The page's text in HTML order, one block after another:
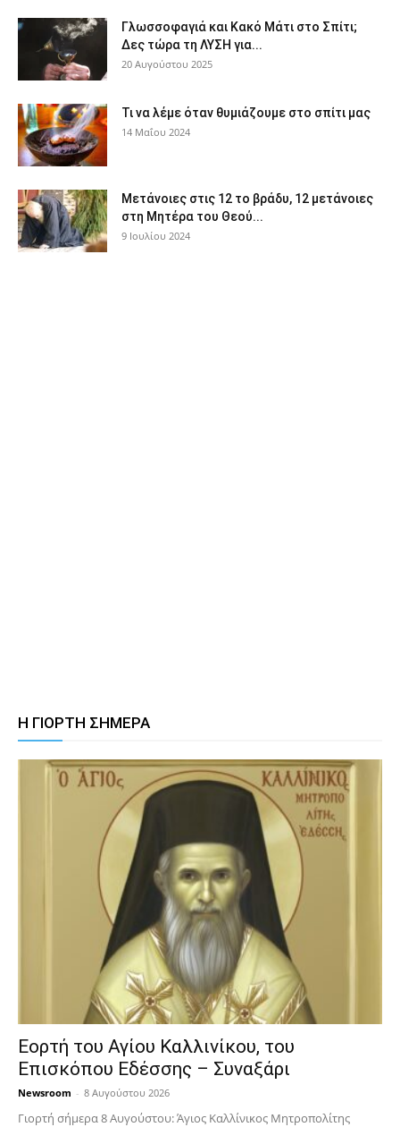
Γλωσσοφαγιά και Κακό Μάτι στο Σπίτι;
Δες τώρα τη ΛΥΣΗ για...
20 Αυγούστου 2025
Τι να λέμε όταν θυμιάζουμε στο σπίτι μας
14 Μαΐου 2024
Μετάνοιες στις 12 το βράδυ, 12 μετάνοιες
στη Μητέρα του Θεού...
9 Ιουλίου 2024
Η ΓΙΟΡΤΗ ΣΗΜΕΡΑ
Εορτή του Αγίου Καλλινίκου, του
Επισκόπου Εδέσσης – Συναξάρι
Newsroom - 8 Αυγούστου 2026
Γιορτή σήμερα 8 Αυγούστου: Άγιος Καλλίνικος Μητροπολίτης